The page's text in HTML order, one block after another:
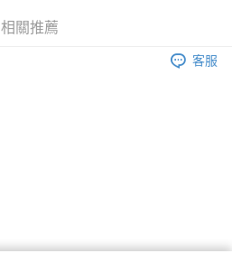
相關推薦
客服